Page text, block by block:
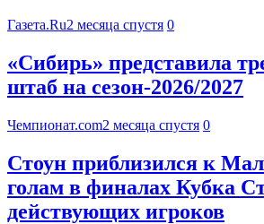
Газета.Ru2 месяца спустя 0
«Сибирь» представила
штаб на сезон-2026/2027
Чемпионат.com2 месяца спустя 0
Стоун приблизился к
голам в финалах Кубка
действующих игроков